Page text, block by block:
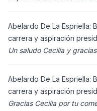
Abelardo De La Espriella:
carrera y aspiración
Un saludo Cecilia y
Abelardo De La Espriella:
carrera y aspiración